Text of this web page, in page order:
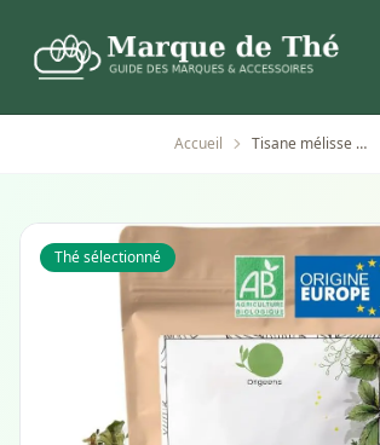
Accueil Tisane mélisse bio 100 g - infusion digestive et relaxante
Thé sélectionné